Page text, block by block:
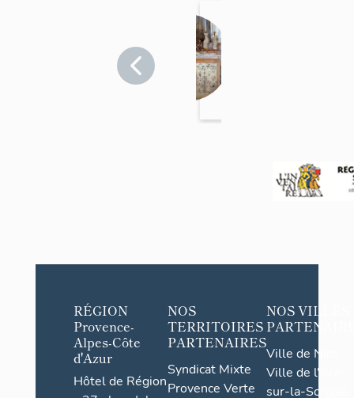
RÉGION
Provence-
Alpes-Côte
d'Azur
Hôtel de Région
NOS
TERRITOIRES
PARTENAIRES
Syndicat Mixte
Provence Verte
NOS VILLES
Ville de Nice
Ville de l'Isle-
sur-la-Sorgue